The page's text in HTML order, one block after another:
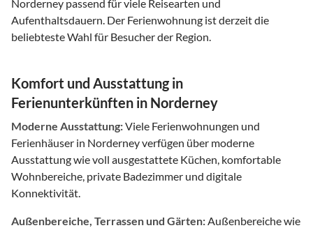
Norderney passend für viele Reisearten und
Aufenthaltsdauern. Der Ferienwohnung ist derzeit die
beliebteste Wahl für Besucher der Region.
Komfort und Ausstattung in
Ferienunterkünften in Norderney
Moderne Ausstattung:Viele Ferienwohnungen und
Ferienhäuser in Norderney verfügen über moderne
Ausstattung wie voll ausgestattete Küchen, komfortable
Wohnbereiche, private Badezimmer und digitale
Konnektivität.
Außenbereiche, Terrassen und Gärten:Außenbereiche wie